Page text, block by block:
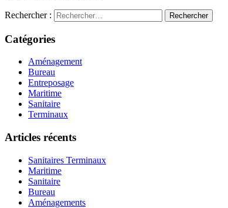
Rechercher :
Catégories
Aménagement
Bureau
Entreposage
Maritime
Sanitaire
Terminaux
Articles récents
Sanitaires Terminaux
Maritime
Sanitaire
Bureau
Aménagements